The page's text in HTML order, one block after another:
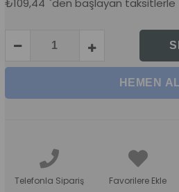
Telefonla Sipariş Favorilere Ekle